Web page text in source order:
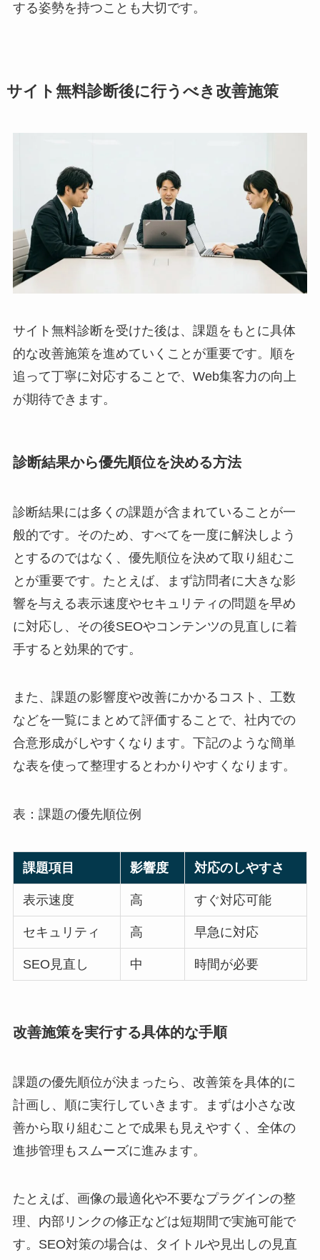
する姿勢を持つことも大切です。
サイト無料診断後に行うべき改善施策
サイト無料診断を受けた後は、課題をもとに具体
的な改善施策を進めていくことが重要です。順を
追って丁寧に対応することで、Web集客力の向上
が期待できます。
診断結果から優先順位を決める方法
診断結果には多くの課題が含まれていることが一
般的です。そのため、すべてを一度に解決しよう
とするのではなく、優先順位を決めて取り組むこ
とが重要です。たとえば、まず訪問者に大きな影
響を与える表示速度やセキュリティの問題を早め
に対応し、その後SEOやコンテンツの見直しに着
手すると効果的です。
また、課題の影響度や改善にかかるコスト、工数
などを一覧にまとめて評価することで、社内での
合意形成がしやすくなります。下記のような簡単
な表を使って整理するとわかりやすくなります。
表：課題の優先順位例
課題項目 影響度 対応のしやすさ
表示速度 高 すぐ対応可能
セキュリティ 高 早急に対応
SEO見直し 中 時間が必要
改善施策を実行する具体的な手順
課題の優先順位が決まったら、改善策を具体的に
計画し、順に実行していきます。まずは小さな改
善から取り組むことで成果も見えやすく、全体の
進捗管理もスムーズに進みます。
たとえば、画像の最適化や不要なプラグインの整
理、内部リンクの修正などは短期間で実施可能で
す。SEO対策の場合は、タイトルや見出しの見直